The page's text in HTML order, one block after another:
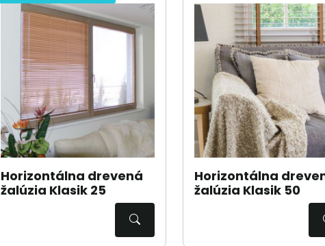
Horizontálna drevená
žalúzia Klasik 25
Horizontálna
žalúzia Klasik 50